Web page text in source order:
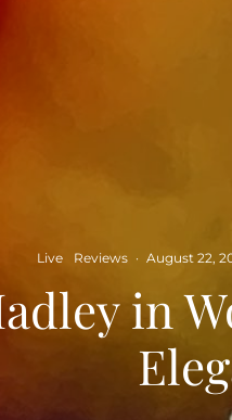
Live Reviews · August 22,
in